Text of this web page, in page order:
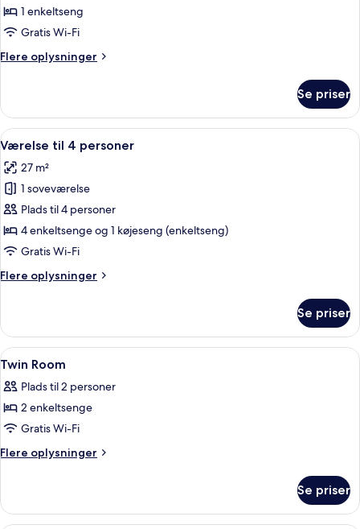
1 enkeltseng
Gratis Wi-Fi
Flere oplysninger
Flere
Se priser
Indlæs
alle
billeder
af
Værelse
til
4
Et hotelværelse med en seng, et lille
6
Værelse til 4 personer
27 m²
1 soveværelse
Plads til 4 personer
4 enkeltsenge og 1 køjeseng (enkeltseng)
Gratis Wi-Fi
Flere oplysninger
Flere
til
4
personer
Se priser
Indlæs
alle
billeder
af
Twin
Room
Gratis toiletartikler, hårtørrer,
1
Twin Room
Plads til 2 personer
2 enkeltsenge
Gratis Wi-Fi
Flere oplysninger
Flere
Room
Se priser